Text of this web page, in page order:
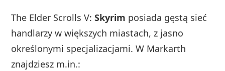
The Elder Scrolls V:Skyrim posiada gęstą sieć
handlarzy w większych miastach, z jasno
określonymi specjalizacjami. W Markarth
znajdziesz m.in.: